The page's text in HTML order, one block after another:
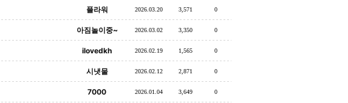
플라워 2026.03.20 3,571 0
아짐놀이중~ 2026.03.02 3,350 0
ilovedkh 2026.02.19 1,565 0
시냇물 2026.02.12 2,871 0
7000 2026.01.04 3,649 0